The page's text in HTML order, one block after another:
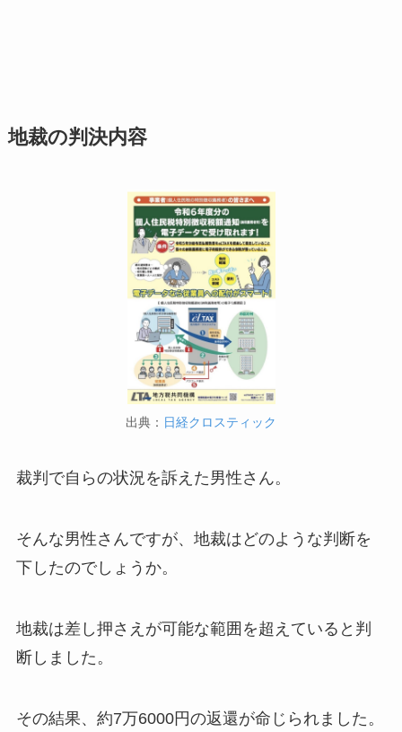
地裁の判決内容
出典： 日経クロスティック
裁判で自らの状況を訴えた男性さん。
そんな男性さんですが、地裁はどのような判断を
下したのでしょうか。
地裁は差し押さえが可能な範囲を超えていると判
断しました。
その結果、約7万6000円の返還が命じられました。